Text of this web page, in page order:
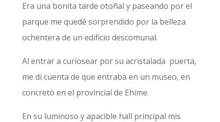
Era una bonita tarde otoñal y paseando por el
parque me quedé sorprendido por la belleza
ochentera de un edificio descomunal.
Al entrar a curiosear por su acristalada puerta,
me di cuenta de que entraba en un museo, en
concreto en el provincial de Ehime.
En su luminoso y apacible hall principal mis